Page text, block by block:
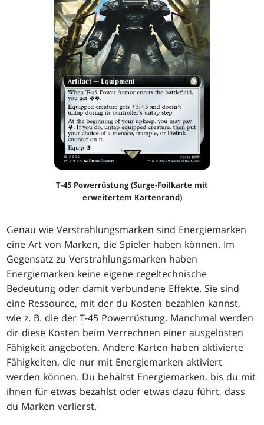
T-45 Powerrüstung (Surge-Foilkarte mit
erweitertem Kartenrand)
Genau wie Verstrahlungsmarken sind Energiemarken
eine Art von Marken, die Spieler haben können. Im
Gegensatz zu Verstrahlungsmarken haben
Energiemarken keine eigene regeltechnische
Bedeutung oder damit verbundene Effekte. Sie sind
eine Ressource, mit der du Kosten bezahlen kannst,
wie z. B. die der T-45 Powerrüstung. Manchmal werden
dir diese Kosten beim Verrechnen einer ausgelösten
Fähigkeit angeboten. Andere Karten haben aktivierte
Fähigkeiten, die nur mit Energiemarken aktiviert
werden können. Du behältst Energiemarken, bis du mit
ihnen für etwas bezahlst oder etwas dazu führt, dass
du Marken verlierst.